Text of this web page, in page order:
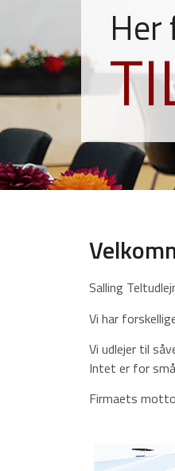
Salling
Vi har
Vi udlejer til
Intet er for
Firmaets